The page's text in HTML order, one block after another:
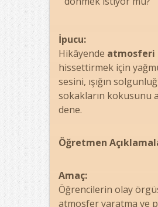
İpucu:
Hikâyende atmosferi
hissettirmek için
sesini, ışığın
sokakların kokusunu
dene.
Öğretmen
Amaç:
Öğrencilerin olay
atmosfer yaratma ve